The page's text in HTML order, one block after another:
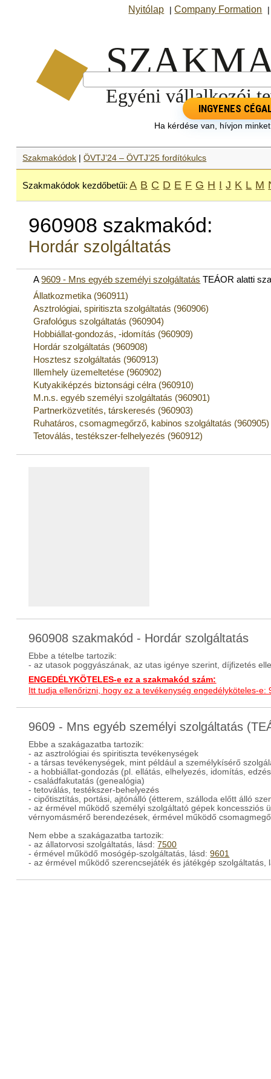
Nyitólap |Company Formation
INGYENES
Ha kérdése van, hívjon
Szakmakódok |ÖVTJ’24 – ÖVTJ’25 fordítókulcs
Szakmakódok kezdőbetűi: A B C D E F G H I J K L M
960908 szakmakód:
Hordár szolgáltatás
A9609 - Mns egyéb személyi szolgáltatás TEÁOR alatti
Állatkozmetika (960911)
Asztrológiai, spiritiszta szolgáltatás (960906)
Grafológus szolgáltatás (960904)
Hobbiállat-gondozás, -idomítás (960909)
Hordár szolgáltatás (960908)
Hosztesz szolgáltatás (960913)
Illemhely üzemeltetése (960902)
Kutyakiképzés biztonsági célra (960910)
M.n.s. egyéb személyi szolgáltatás (960901)
Partnerközvetítés, társkeresés (960903)
Ruhatáros, csomagmegőrző, kabinos szolgáltatás (960905)
Tetoválás, testékszer-felhelyezés (960912)
960908 szakmakód - Hordár szolgáltatás
Ebbe a tételbe tartozik:
- az utasok poggyászának, az utas igénye szerint, díjfizetés
ENGEDÉLYKÖTELES-e ez a szakmakód szám:
Itt tudja ellenőrizni, hogy ez a tevékenység engedélyköteles-e:
9609 - Mns egyéb személyi szolgáltatás
Ebbe a szakágazatba tartozik:
- az asztrológiai és spiritiszta tevékenységek
- a társas tevékenységek, mint például a személykísérő
- a hobbiállat-gondozás (pl. ellátás, elhelyezés, idomítás,
- családfakutatás (genealógia)
- tetoválás, testékszer-behelyezés
- cipőtisztítás, portási, ajtónálló (étterem, szálloda előtt álló
- az érmével működő személyi szolgáltató gépek koncessziós
vérnyomásmérő berendezések, érmével működő
Nem ebbe a szakágazatba tartozik:
- az állatorvosi szolgáltatás, lásd:7500
- érmével működő mosógép-szolgáltatás, lásd:9601
- az érmével működő szerencsejáték és játékgép szolgáltatás,